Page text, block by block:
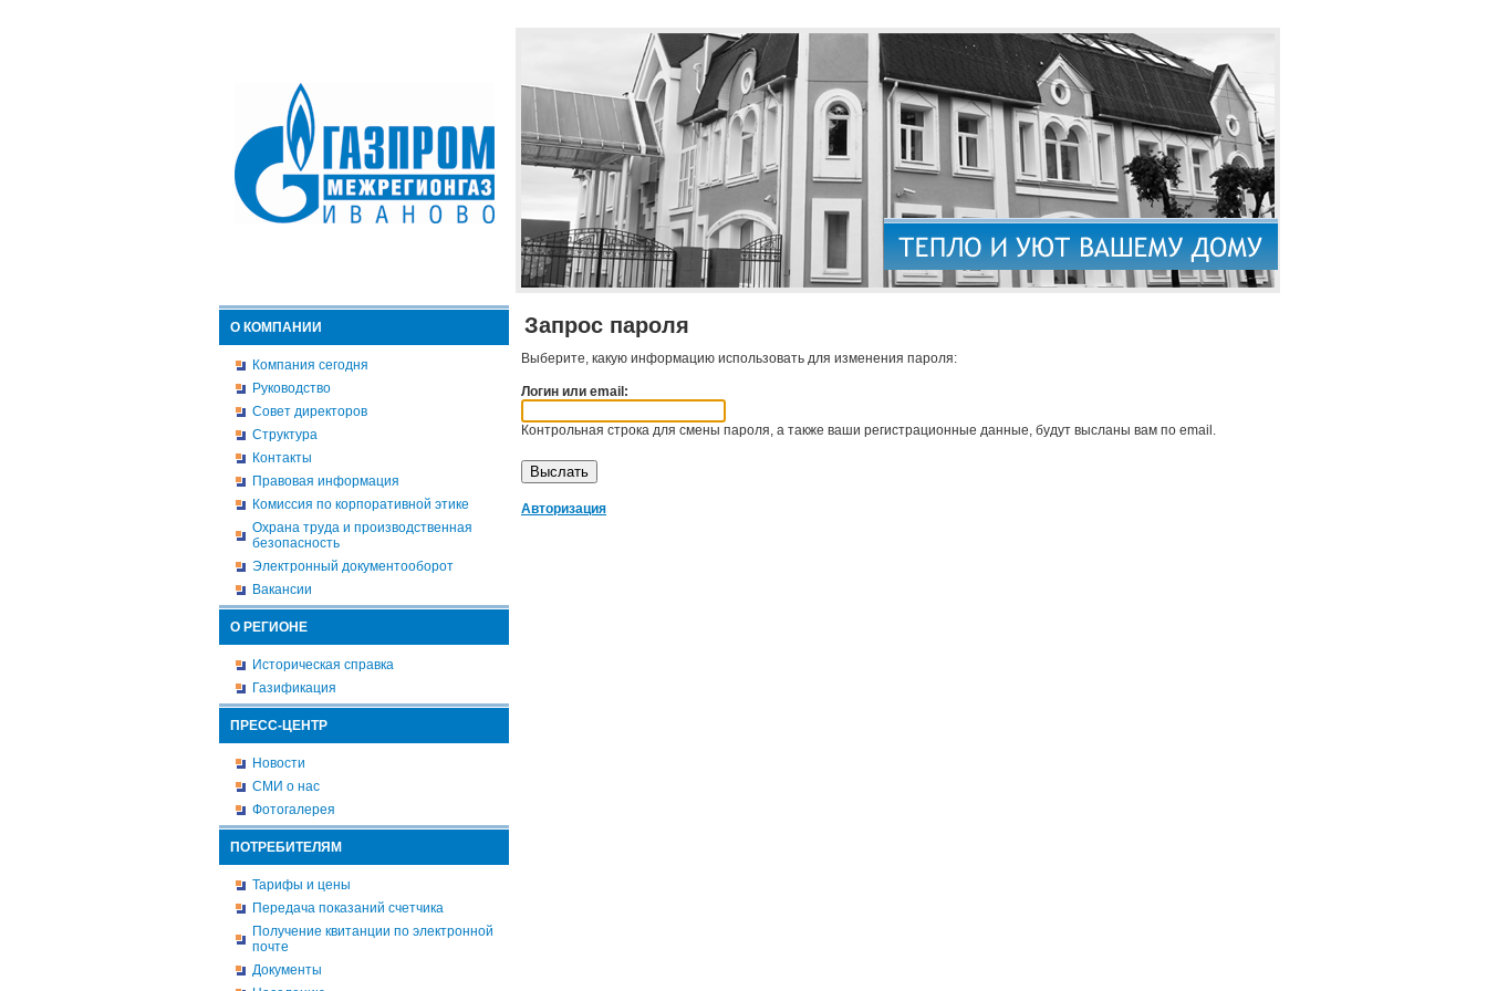
О КОМПАНИИ
Компания сегодня
Руководство
Совет директоров
Структура
Контакты
Правовая информация
Комиссия по корпоративной этике
Охрана труда и производственная
безопасность
Электронный документооборот
Вакансии
О РЕГИОНЕ
Историческая справка
Газификация
ПРЕСС-ЦЕНТР
Новости
СМИ о нас
Фотогалерея
ПОТРЕБИТЕЛЯМ
Тарифы и цены
Передача показаний счетчика
Получение квитанции по электронной
почте
Документы
Запрос пароля
Выберите, какую информацию использовать для изменения пароля:
Логин или email:
Контрольная строка для смены пароля, а также ваши регистрационные данные, будут высланы вам по email.
Авторизация